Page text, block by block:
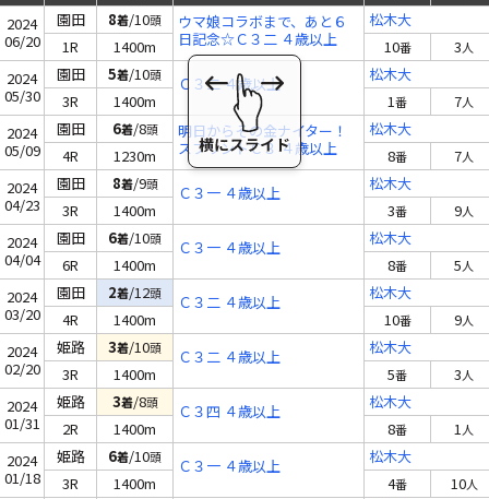
2024
06/20
園田 8着/10頭
ウマ娘コラボまで、あと６
日記念☆Ｃ３二 ４歳以上
松木大
1R
1400m 10番 3人
2024
05/30
園田 5着/10頭 Ｃ３二 ４歳以上
松木大
3R
1400m 1番 7人
2024
05/09
園田 6着/8頭
明日からその金ナイター！
スプリントＣ３ ４歳以上
松木大
4R
1230m 8番 7人
2024
04/23
園田 8着/9頭 Ｃ３一 ４歳以上
松木大
3R
1400m 3番 9人
2024
04/04
園田 6着/10頭 Ｃ３一 ４歳以上
松木大
6R
1400m 8番 5人
2024
03/20
園田 2着/12頭 Ｃ３二 ４歳以上
松木大
4R
1400m 10番 9人
2024
02/20
姫路 3着/10頭 Ｃ３二 ４歳以上
松木大
3R
1400m 5番 3人
2024
01/31
姫路 3着/8頭 Ｃ３四 ４歳以上
松木大
2R
1400m 8番 1人
2024
01/18
姫路 6着/10頭 Ｃ３一 ４歳以上
松木大
3R
1400m 4番 10人